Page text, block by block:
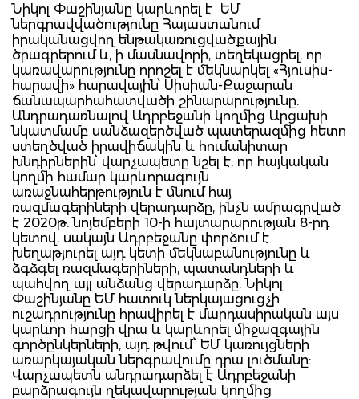
Նիկոլ Փաշինյանը կարևորել է ԵՄ
ներգրավվածությունը Հայաստանում
իրականացվող ենթակառուցվածքային
ծրագրերում և, ի մասնավորի, տեղեկացրել, որ
կառավարությունը որոշել է մեկնարկել «Հյուսիս-
հարավի» հարավային՝ Սիսիան-Քաջարան
ճանապարհահատվածի շինարարությունը:
Անդրադառնալով Ադրբեջանի կողմից Արցախի
նկատմամբ սանձազերծված պատերազմից հետո
ստեղծված իրավիճակին և հումանիտար
խնդիրներին՝ վարչապետը նշել է, որ հայկական
կողմի համար կարևորագույն
առաջնահերթություն է մնում հայ
ռազմագերիների վերադարձը, ինչն ամրագրված
է 2020թ. նոյեմբերի 10-ի հայտարարության 8-րդ
կետով, սակայն Ադրբեջանը փորձում է
խեղաթյուրել այդ կետի մեկնաբանությունը և
ձգձգել ռազմագերիների, պատանդների և
պահվող այլ անձանց վերադարձը: Նիկոլ
Փաշինյանը ԵՄ հատուկ ներկայացուցչի
ուշադրությունը հրավիրել է մարդասիրական այս
կարևոր հարցի վրա և կարևորել միջազգային
գործընկերների, այդ թվում՝ ԵՄ կառույցների
առարկայական ներգրավումը դրա լուծմանը:
Վարչապետն անդրադարձել է Ադրբեջանի
բարձրագույն ղեկավարության կողմից